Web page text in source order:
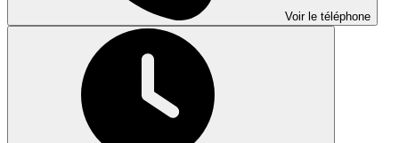
Voir le téléphone